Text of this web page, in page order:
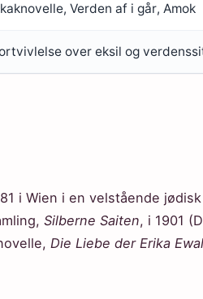
Verden af i går, Amok
over eksil og
i Wien i en velstående
Silberne Saiten, i 1901
Die Liebe der Erika